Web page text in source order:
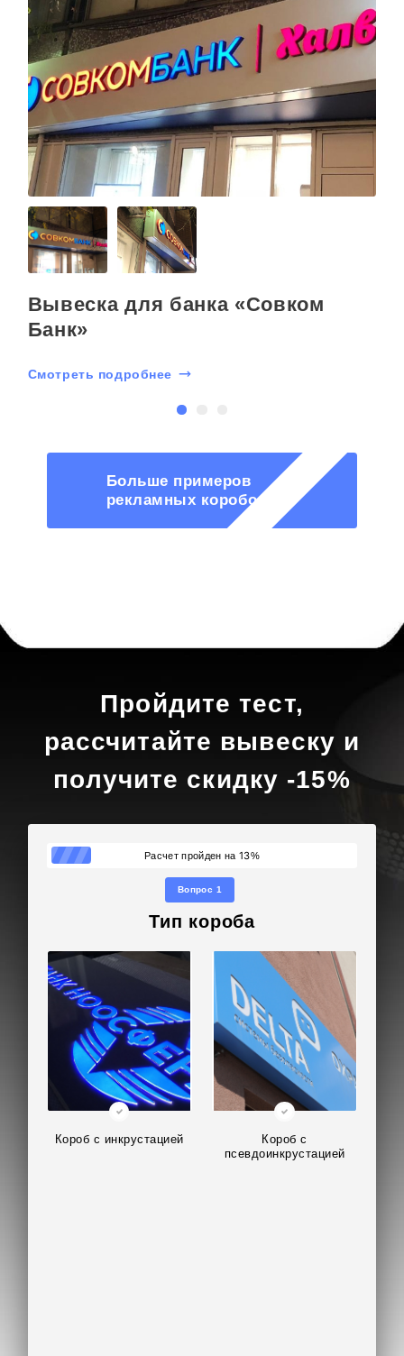
Вывеска для банка «Совком
Банк»
Смотреть подробнее
Больше примеров
рекламных коробов
Пройдите тест,
рассчитайте вывеску и
получите скидку -15%
Расчет пройден на 13%
Вопрос 1
Тип короба
Короб с инкрустацией
Короб с
псевдоинкрустацией